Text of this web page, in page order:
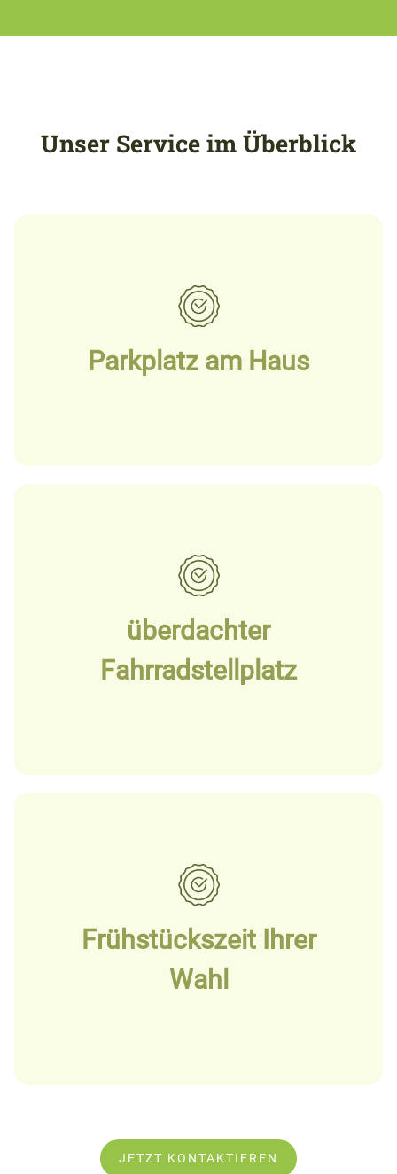
Unser Service im Überblick
Parkplatz am Haus
überdachter
Fahrradstellplatz
Frühstückszeit Ihrer
Wahl
JETZT KONTAKTIEREN